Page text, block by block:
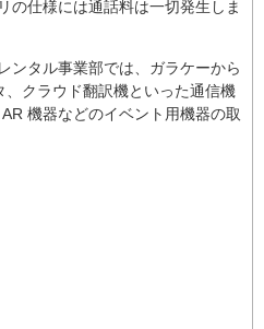
の仕様には通話料は一切発生しま
ンタル事業部では、ガラケーから
クラウド翻訳機といった通信機
機器などのイベント用機器の取